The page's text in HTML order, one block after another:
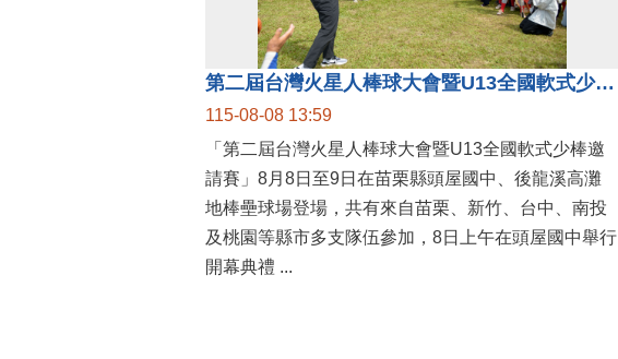
第二屆台灣火星人棒球大會暨U13全國軟式少棒邀請賽在苗栗舉辦
115-08-08 13:59
「第二屆台灣火星人棒球大會暨U13全國軟式少棒邀
請賽」8月8日至9日在苗栗縣頭屋國中、後龍溪高灘
地棒壘球場登場，共有來自苗栗、新竹、台中、南投
及桃園等縣市多支隊伍參加，8日上午在頭屋國中舉行
開幕典禮 ...